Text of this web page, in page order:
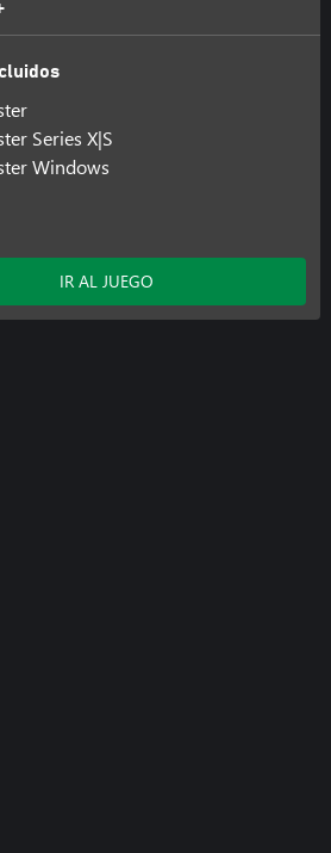
Series X|S
Windows
IR AL JUEGO